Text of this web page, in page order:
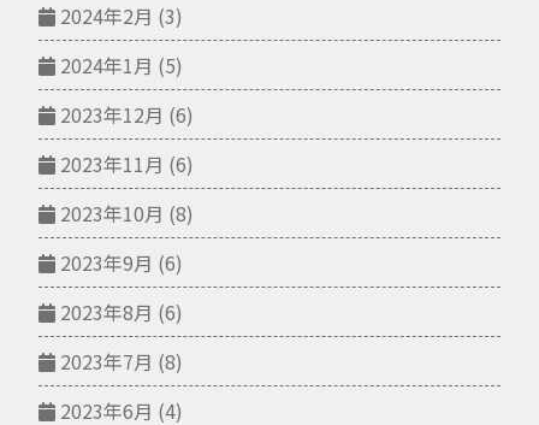
2024年2月 (3)
2024年1月 (5)
2023年12月 (6)
2023年11月 (6)
2023年10月 (8)
2023年9月 (6)
2023年8月 (6)
2023年7月 (8)
2023年6月 (4)